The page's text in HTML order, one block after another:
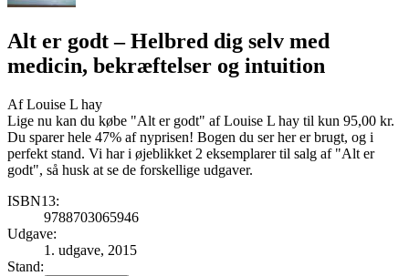
Alt er godt– Helbred dig selv med
medicin, bekræftelser og intuition
AfLouise L hay
Lige nu kan du købe "Alt er godt" af Louise L hay til kun 95,00 kr.
Du sparer hele 47% af nyprisen! Bogen du ser her er brugt, og i
perfekt stand. Vi har i øjeblikket 2 eksemplarer til salg af "Alt er
godt", så husk at se de forskellige udgaver.
ISBN13:
9788703065946
Udgave:
1. udgave, 2015
Stand: